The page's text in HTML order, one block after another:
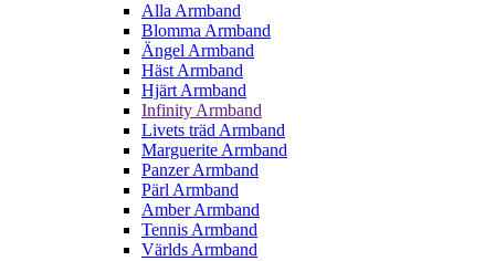
Alla Armband
Blomma Armband
Ängel Armband
Häst Armband
Hjärt Armband
Infinity Armband
Livets träd Armband
Marguerite Armband
Panzer Armband
Pärl Armband
Amber Armband
Tennis Armband
Världs Armband